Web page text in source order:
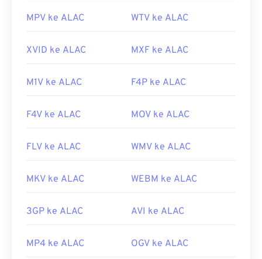
https://www.lifewire.com/aiff-aif-aifc-files-
MPV ke ALAC WTV ke ALAC
XVID ke ALAC MXF ke ALAC
M1V ke ALAC F4P ke ALAC
F4V ke ALAC MOV ke ALAC
FLV ke ALAC WMV ke ALAC
MKV ke ALAC WEBM ke ALAC
3GP ke ALAC AVI ke ALAC
MP4 ke ALAC OGV ke ALAC